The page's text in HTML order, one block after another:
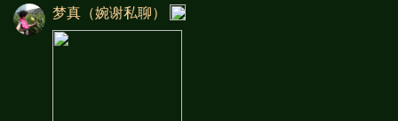
父亲在世的时候，经常教育我们子女如何做
事，如何做人，教育我们在单位要尊敬领导，
梦真（婉谢私聊）